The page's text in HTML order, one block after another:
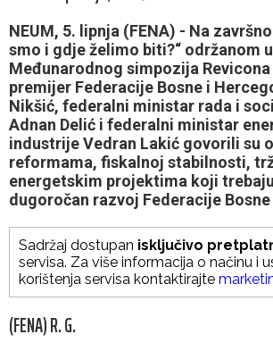
NEUM, 5. lipnja (FENA) - Na
smo i gdje želimo biti?“ održanom
Međunarodnog simpozija Revicona
premijer Federacije Bosne i
Nikšić, federalni ministar rada i
Adnan Delić i federalni ministar
industrije Vedran Lakić govorili su
reformama, fiskalnoj stabilnosti,
energetskim projektima koji
dugoročan razvoj Federacije
Sadržaj dostupan isključivo
servisa. Za više informacija o načinu i
korištenja servisa kontaktirajte
(FENA) R. G.